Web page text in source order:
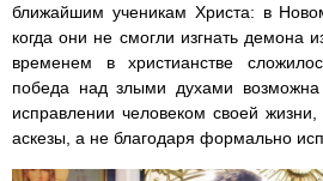
ближайшим ученикам Христа: в
когда они не смогли изгнать демона
временем в христианстве
победа над злыми духами
исправлении человеком своей
аскезы, а не благодаря формально